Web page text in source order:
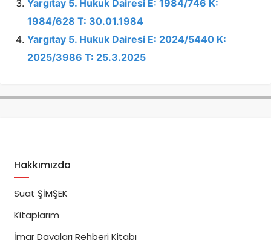
Yargıtay 5. Hukuk Dairesi E: 1984/746 K:
1984/628 T: 30.01.1984
Yargıtay 5. Hukuk Dairesi E: 2024/5440 K:
2025/3986 T: 25.3.2025
Hakkımızda
Suat ŞİMŞEK
Kitaplarım
İmar Davaları Rehberi Kitabı